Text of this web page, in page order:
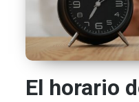
El horario